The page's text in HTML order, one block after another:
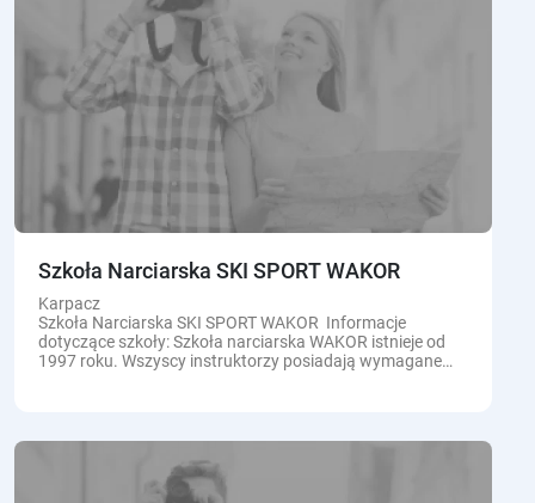
Szkoła Narciarska SKI SPORT WAKOR
Karpacz
Szkoła Narciarska SKI SPORT WAKOR Informacje
dotyczące szkoły: Szkoła narciarska WAKOR istnieje od
1997 roku. Wszyscy instruktorzy posiadają wymagane